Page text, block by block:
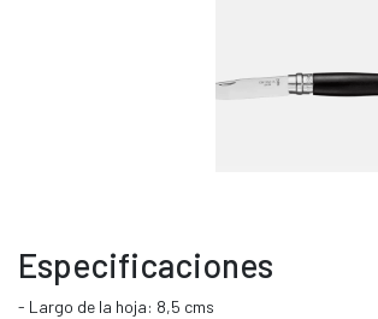
Especificaciones
- Largo de la hoja: 8,5 cms